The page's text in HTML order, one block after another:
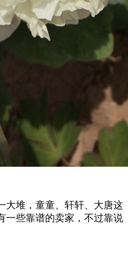
大堆，童童、轩轩、大唐这
一些靠谱的卖家，不过靠说